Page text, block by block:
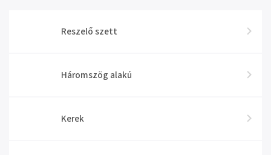
Reszelő szett
Háromszög alakú
Kerek